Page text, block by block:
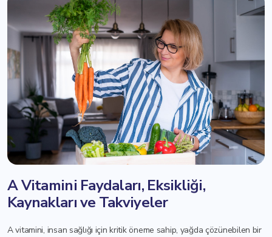
A Vitamini Faydaları, Eksikliği,
Kaynakları ve Takviyeler
A vitamini, insan sağlığı için kritik öneme sahip, yağda çözünebilen bir